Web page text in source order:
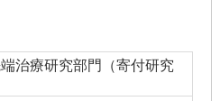
治療研究部門（寄付研究